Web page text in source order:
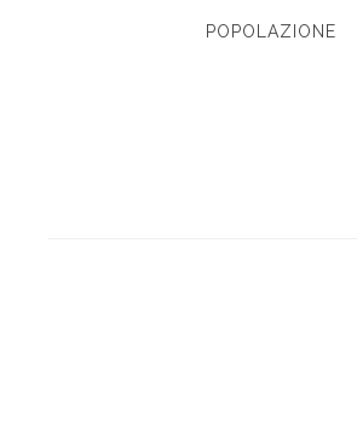
POPOLAZIONE